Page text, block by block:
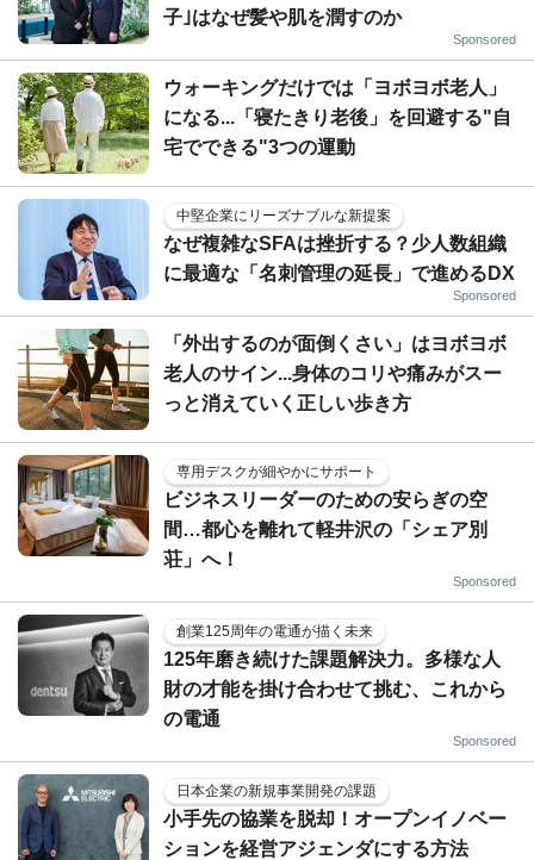
子｣はなぜ髪や肌を潤すのか
Sponsored
ウォーキングだけでは「ヨボヨボ老人」
になる...「寝たきり老後」を回避する"自
宅でできる"3つの運動
中堅企業にリーズナブルな新提案
なぜ複雑なSFAは挫折する？少人数組織
に最適な「名刺管理の延長」で進めるDX
Sponsored
「外出するのが面倒くさい」はヨボヨボ
老人のサイン...身体のコリや痛みがスー
っと消えていく正しい歩き方
専用デスクが細やかにサポート
ビジネスリーダーのための安らぎの空
間…都心を離れて軽井沢の「シェア別
荘」へ！
Sponsored
創業125周年の電通が描く未来
125年磨き続けた課題解決力。多様な人
財の才能を掛け合わせて挑む、これから
の電通
Sponsored
日本企業の新規事業開発の課題
小手先の協業を脱却！オープンイノベー
ションを経営アジェンダにする方法